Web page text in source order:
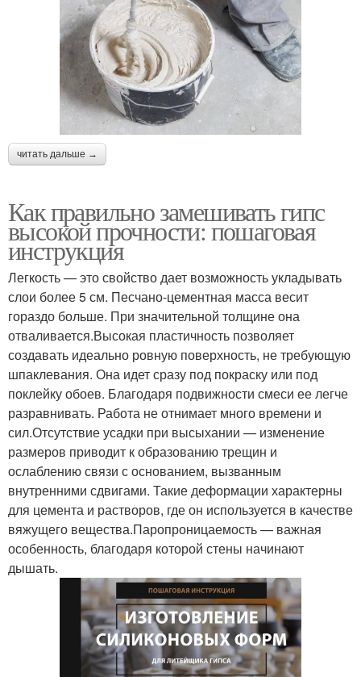
читать дальше →
Как правильно замешивать гипс
высокой прочности: пошаговая
инструкция
Легкость — это свойство дает возможность укладывать
слои более 5 см. Песчано-цементная масса весит
гораздо больше. При значительной толщине она
отваливается.Высокая пластичность позволяет
создавать идеально ровную поверхность, не требующую
шпаклевания. Она идет сразу под покраску или под
поклейку обоев. Благодаря подвижности смеси ее легче
разравнивать. Работа не отнимает много времени и
сил.Отсутствие усадки при высыхании — изменение
размеров приводит к образованию трещин и
ослаблению связи с основанием, вызванным
внутренними сдвигами. Такие деформации характерны
для цемента и растворов, где он используется в качестве
вяжущего вещества.Паропроницаемость — важная
особенность, благодаря которой стены начинают
дышать.